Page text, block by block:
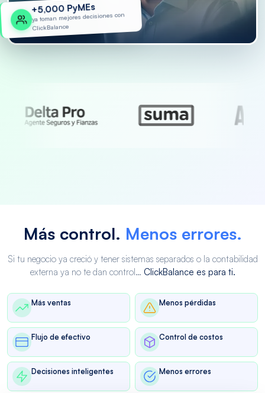
+5,000 PyMEs
ya toman mejores decisiones con
ClickBalance
Más control. Menos errores.
Si tu negocio ya creció y tener sistemas separados o la contabilidad
externa ya no te dan control… ClickBalance es para ti.
Más ventas Menos pérdidas
Flujo de efectivo Control de costos
Decisiones inteligentes Menos errores